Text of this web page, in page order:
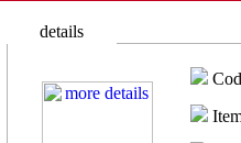
details